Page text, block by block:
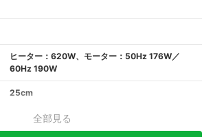
ヒーター：620W、モーター：50Hz 176W／
60Hz 190W
25cm
全部見る